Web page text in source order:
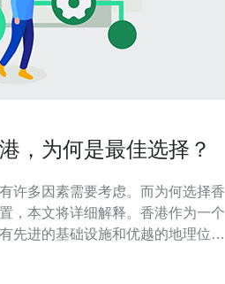
，为何是最佳选择？
许多因素需要考虑。而为何选择香
，本文将详细解释。香港作为一个
先进的基础设施和优越的地理位
离东南亚各国也很近。这使得香港